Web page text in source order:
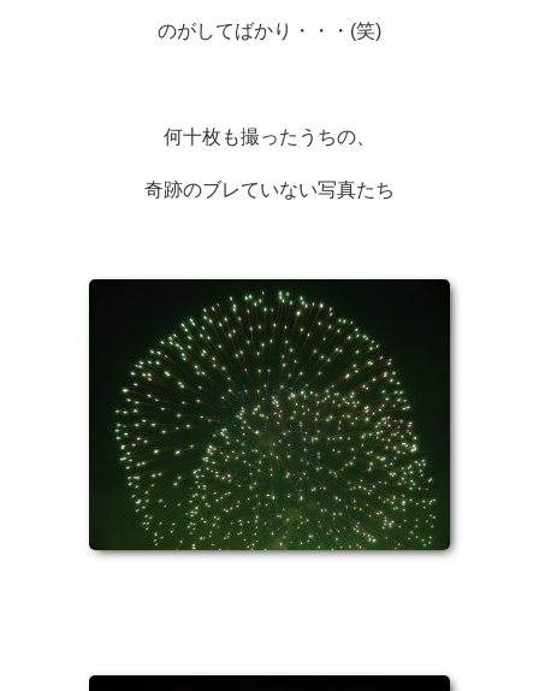
のがしてばかり・・・(笑)
何十枚も撮ったうちの、
奇跡のブレていない写真たち